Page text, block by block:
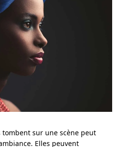
sur une scène peut
Elles peuvent